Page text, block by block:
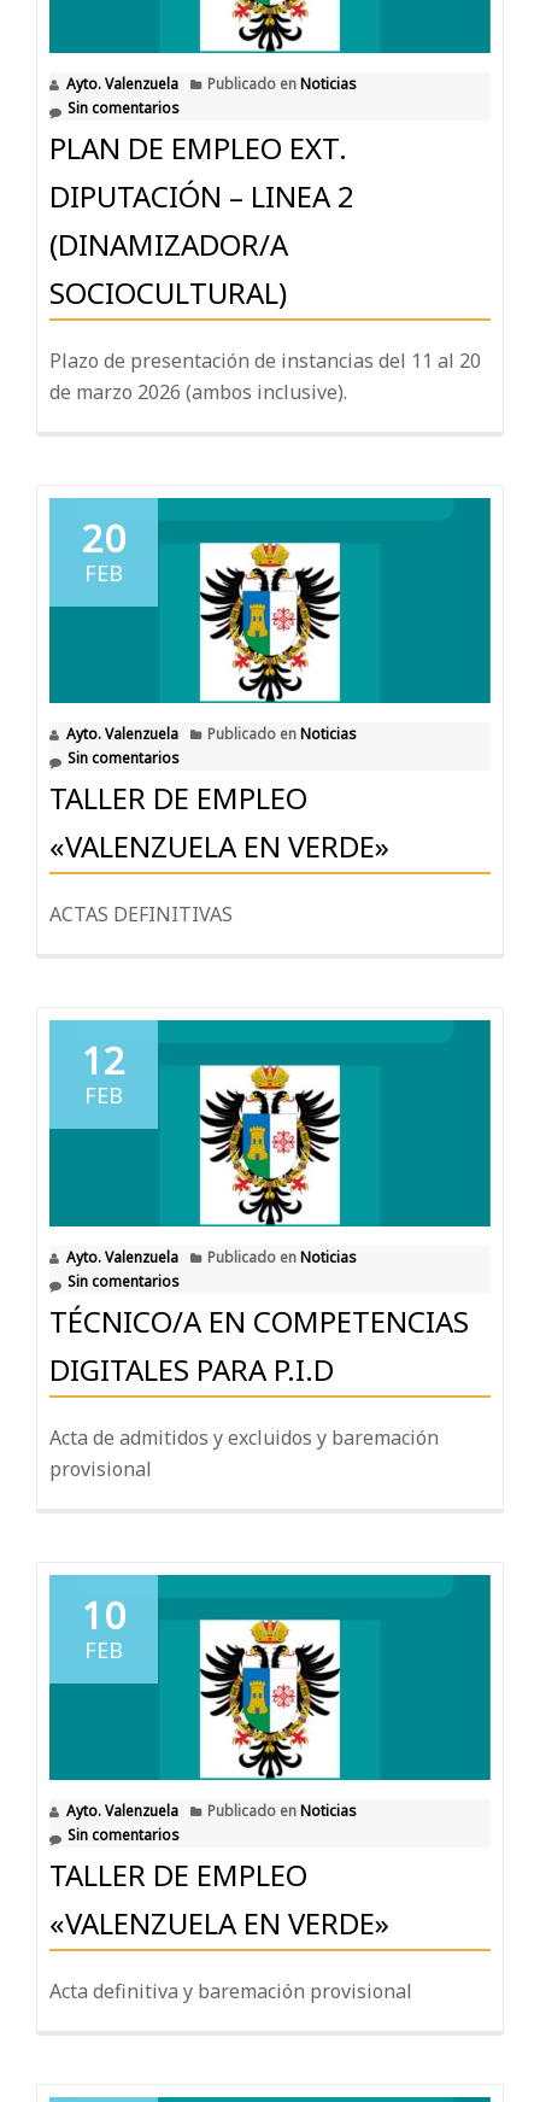
Ayto. Valenzuela Publicado enNoticias
Sin comentarios
PLAN DE EMPLEO EXT.
DIPUTACIÓN – LINEA 2
(DINAMIZADOR/A
SOCIOCULTURAL)
Plazo de presentación de instancias del 11 al 20
de marzo 2026 (ambos inclusive).
20
FEB
Ayto. Valenzuela Publicado enNoticias
Sin comentarios
TALLER DE EMPLEO
«VALENZUELA EN VERDE»
ACTAS DEFINITIVAS
12
FEB
Ayto. Valenzuela Publicado enNoticias
Sin comentarios
TÉCNICO/A EN COMPETENCIAS
DIGITALES PARA P.I.D
Acta de admitidos y excluidos y baremación
provisional
10
FEB
Ayto. Valenzuela Publicado enNoticias
Sin comentarios
TALLER DE EMPLEO
«VALENZUELA EN VERDE»
Acta definitiva y baremación provisional